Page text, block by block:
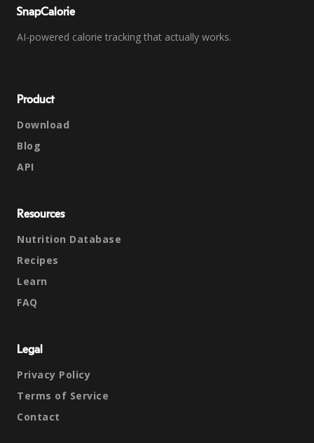
SnapCalorie
AI-powered calorie tracking that actually works.
Product
Download
Blog
API
Resources
Nutrition Database
Recipes
Learn
FAQ
Legal
Privacy Policy
Terms of Service
Contact